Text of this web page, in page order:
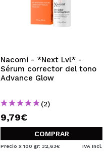
Nacomi - *Next Lvl* -
Sérum corrector del tono
Advance Glow
(2)
9,79€
COMPRAR
Precio x 100 gr: 32,63€ IVA Incl.